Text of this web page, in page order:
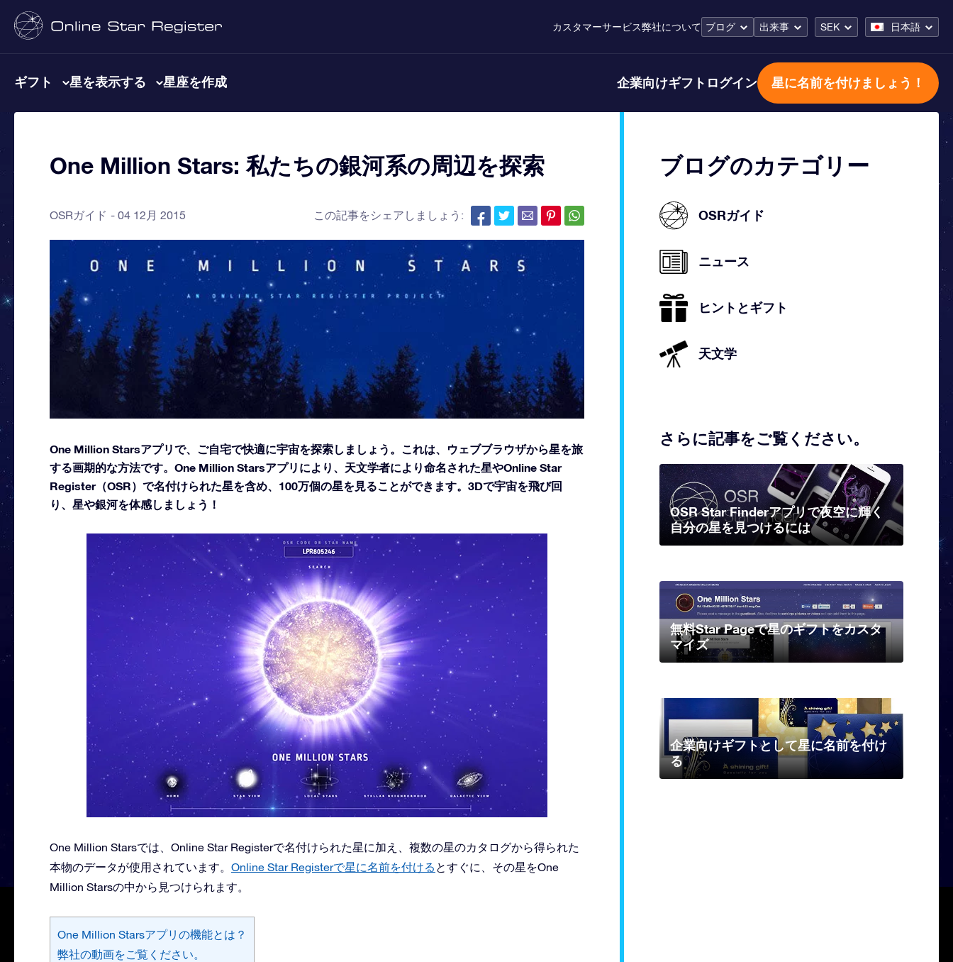
カスタマーサービス弊社について ブログ 出来事 SEK 日本語
ギフト 星を表示する 星座を作成 企業向けギフト ログイン 星に名前を付けましょう！
One Million Stars: 私たちの銀河系の周辺を探索
OSRガイド 04 12月 2015 この記事をシェアしましょう:
One Million Starsアプリで、ご自宅で快適に宇宙を探索しましょう。これは、ウェブブラウザから星を旅
する画期的な方法です。One Million Starsアプリにより、天文学者により命名された星やOnline Star
Register（OSR）で名付けられた星を含め、100万個の星を見ることができます。3Dで宇宙を飛び回
り、星や銀河を体感しましょう！
One Million Starsでは、Online Star Registerで名付けられた星に加え、複数の星のカタログから得られた
本物のデータが使用されています。 Online Star Registerで星に名前を付ける とすぐに、その星をOne
Million Starsの中から見つけられます。
One Million Starsアプリの機能とは？
弊社の動画をご覧ください。
ブログのカテゴリー
OSRガイド
ニュース
ヒントとギフト
天文学
さらに記事をご覧ください。
OSR Star Finderアプリで夜空に輝く
自分の星を見つけるには
無料Star Pageで星のギフトをカスタ
マイズ
企業向けギフトとして星に名前を付け
る